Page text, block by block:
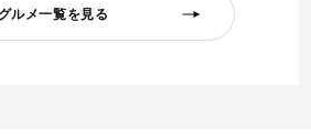
グルメ一覧を見る